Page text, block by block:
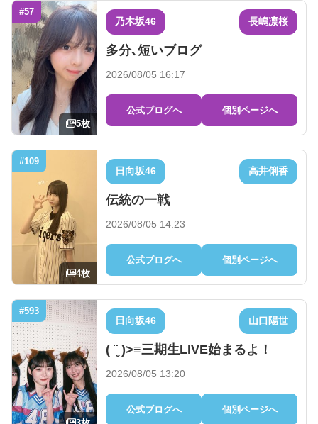
#57
5枚
乃木坂46 長嶋凛桜
多分､短いブログ
2026/08/05 16:17
公式ブログへ 個別ページへ
#109
4枚
日向坂46 高井俐香
伝統の一戦
2026/08/05 14:23
公式ブログへ 個別ページへ
#593
日向坂46 山口陽世
( ¨̮ )>≡三期生LIVE始まるよ！
2026/08/05 13:20
公式ブログへ 個別ページへ